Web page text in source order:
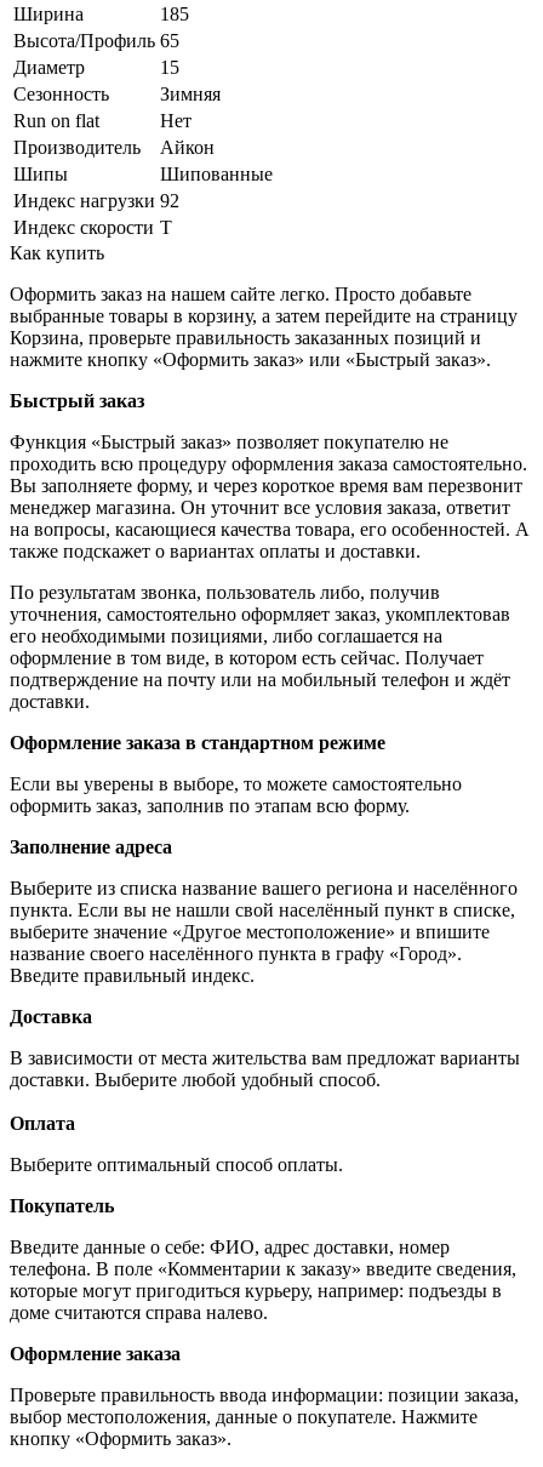
Ширина
185
Высота/Профиль 65
Диаметр
15
Сезонность
Зимняя
Run on flat
Нет
Производитель
Айкон
Шипы
Шипованные
Индекс нагрузки 92
Индекс скорости T
Как купить
Оформить заказ на нашем сайте легко. Просто добавьте
выбранные товары в корзину, а затем перейдите на страницу
Корзина, проверьте правильность заказанных позиций и
нажмите кнопку «Оформить заказ» или «Быстрый заказ».
Быстрый заказ
Функция «Быстрый заказ» позволяет покупателю не
проходить всю процедуру оформления заказа самостоятельно.
Вы заполняете форму, и через короткое время вам перезвонит
менеджер магазина. Он уточнит все условия заказа, ответит
на вопросы, касающиеся качества товара, его особенностей. А
также подскажет о вариантах оплаты и доставки.
По результатам звонка, пользователь либо, получив
уточнения, самостоятельно оформляет заказ, укомплектовав
его необходимыми позициями, либо соглашается на
оформление в том виде, в котором есть сейчас. Получает
подтверждение на почту или на мобильный телефон и ждёт
доставки.
Оформление заказа в стандартном режиме
Если вы уверены в выборе, то можете самостоятельно
оформить заказ, заполнив по этапам всю форму.
Заполнение адреса
Выберите из списка название вашего региона и населённого
пункта. Если вы не нашли свой населённый пункт в списке,
выберите значение «Другое местоположение» и впишите
название своего населённого пункта в графу «Город».
Введите правильный индекс.
Доставка
В зависимости от места жительства вам предложат варианты
доставки. Выберите любой удобный способ.
Оплата
Выберите оптимальный способ оплаты.
Покупатель
Введите данные о себе: ФИО, адрес доставки, номер
телефона. В поле «Комментарии к заказу» введите сведения,
которые могут пригодиться курьеру, например: подъезды в
доме считаются справа налево.
Оформление заказа
Проверьте правильность ввода информации: позиции заказа,
выбор местоположения, данные о покупателе. Нажмите
кнопку «Оформить заказ».